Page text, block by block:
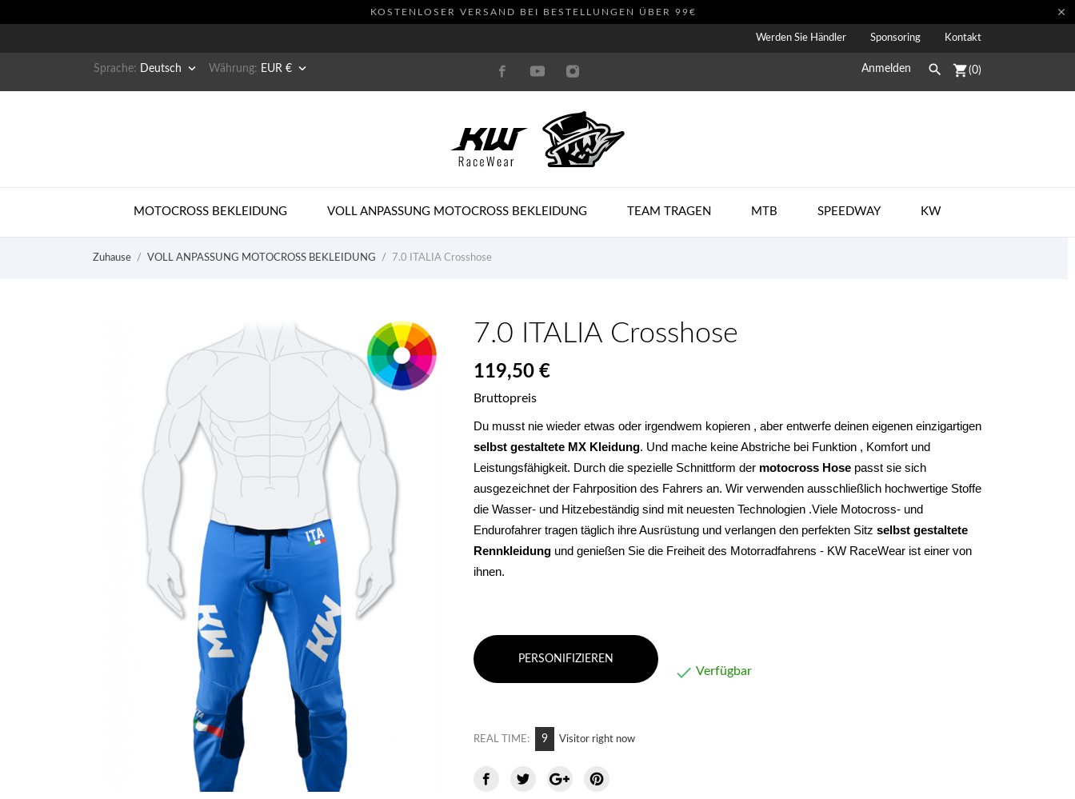
KOSTENLOSER VERSAND BEI BESTELLUNGEN ÜBER 99€ 
Werden Sie Händler Sponsoring Kontakt
Sprache: Deutsch  Währung: EUR €  Anmelden  shopping_cart(0)
MOTOCROSS BEKLEIDUNG VOLL ANPASSUNG MOTOCROSS BEKLEIDUNG TEAM TRAGEN MTB SPEEDWAY KW
Zuhause VOLL ANPASSUNG MOTOCROSS BEKLEIDUNG 7.0 ITALIA Crosshose
7.0 ITALIA Crosshose
119,50 €
Bruttopreis
selbst gestaltete MX Kleidung. Und mache keine Abstriche bei Funktion , Komfort und
Leistungsfähigkeit. Durch die spezielle Schnittform der motocross Hose passt sie sich
ausgezeichnet der Fahrposition des Fahrers an. Wir verwenden ausschließlich hochwertige Stoffe
die Wasser- und Hitzebeständig sind mit neuesten Technologien .Viele Motocross- und
Endurofahrer tragen täglich ihre Ausrüstung und verlangen den perfekten Sitz selbst gestaltete
Rennkleidung und genießen Sie die Freiheit des Motorradfahrens - KW RaceWear ist einer von
ihnen.
PERSONIFIZIEREN
 Verfügbar
REAL TIME: 5 Visitor right now